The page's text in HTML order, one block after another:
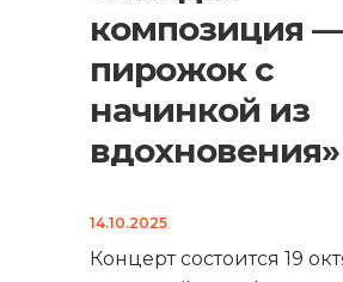
композиция
пирожок с
начинкой из
вдохновения»
14.10.2025
Концерт состоится 19